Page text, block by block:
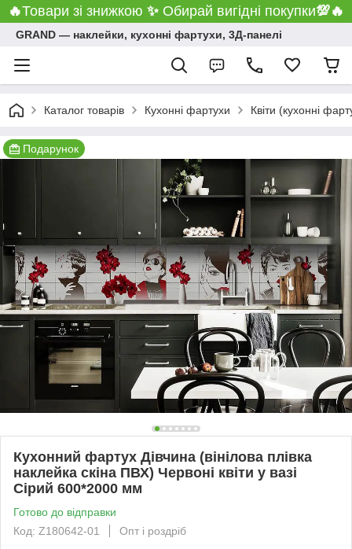
🔥Товари зі знижкою ✨ Обирай вигідні покупки💯🔥
GRAND ― наклейки, кухонні фартухи, 3Д-панелі
Каталог товарів Кухонні фартухи Квіти (кухонні
Подарунок
Кухонний фартух Дівчина (вінілова плівка
наклейка скіна ПВХ) Червоні квіти у вазі
Сірий 600*2000 мм
Готово до відправки
Код: Z180642-01
Опт і роздріб